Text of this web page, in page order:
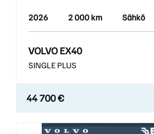
2026 2 000 km Sähkö
VOLVO EX40
SINGLE PLUS
44 700 €